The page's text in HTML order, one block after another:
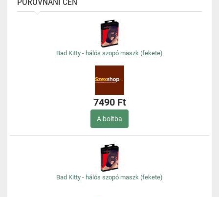
Bad Kitty - hálós szopó maszk (fekete)
7490 Ft
A boltba
Bad Kitty - hálós szopó maszk (fekete)